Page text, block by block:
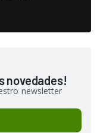
novedades!
newsletter